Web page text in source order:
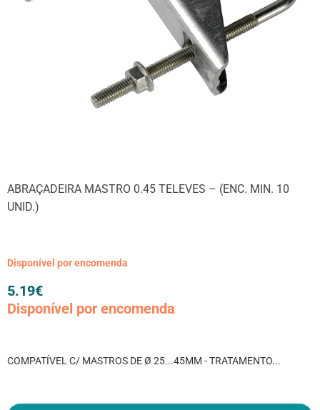
ABRAÇADEIRA MASTRO 0.45 TELEVES – (ENC. MIN. 10
UNID.)
Disponível por encomenda
5.19€
Disponível por encomenda
COMPATÍVEL C/ MASTROS DE Ø 25...45MM - TRATAMENTO...